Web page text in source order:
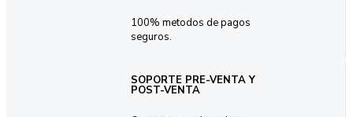
100% metodos de pagos
seguros.
SOPORTE PRE-VENTA Y
POST-VENTA